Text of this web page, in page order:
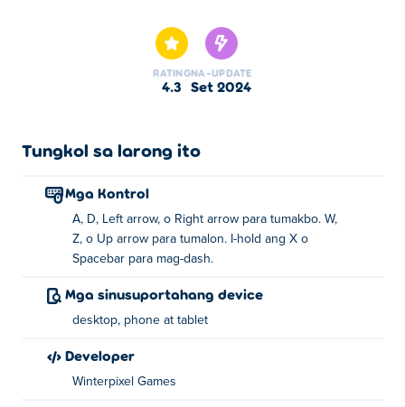
RATING
4.3
NA-UPDATE
Set 2024
Tungkol sa larong ito
Mga Kontrol
A, D, Left arrow, o Right arrow para tumakbo. W,
Z, o Up arrow para tumalon. I-hold ang X o
Spacebar para mag-dash.
Mga sinusuportahang device
desktop, phone at tablet
Developer
Winterpixel Games